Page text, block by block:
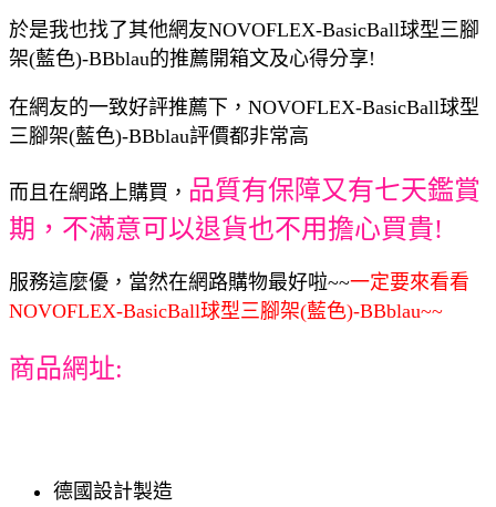
於是我也找了其他網友NOVOFLEX-BasicBall球型三腳
架(藍色)-BBblau的推薦開箱文及心得分享!
在網友的一致好評推薦下，NOVOFLEX-BasicBall球型
三腳架(藍色)-BBblau評價都非常高
而且在網路上購買， 品質有保障又有七天鑑賞
期，不滿意可以退貨也不用擔心買貴!
服務這麼優，當然在網路購物最好啦~~一定要來看看
NOVOFLEX-BasicBall球型三腳架(藍色)-BBblau~~
商品網址:
德國設計製造